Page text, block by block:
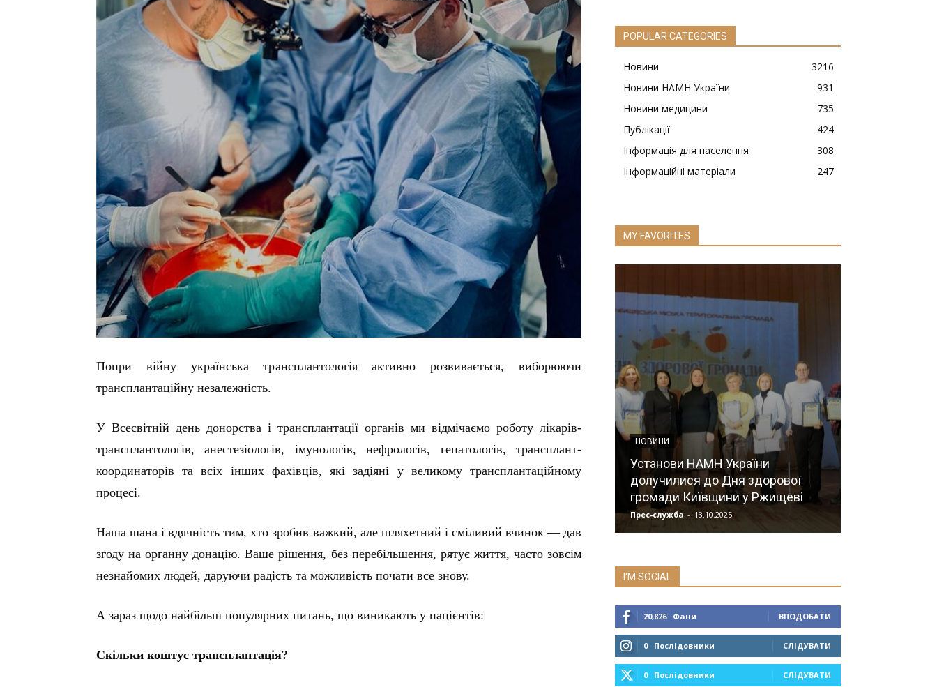
Попри війну українська трансплантологія активно розвивається, виборюючи
трансплантаційну незалежність.
У Всесвітній день донорства і трансплантації органів ми відмічаємо роботу лікарів-
трансплантологів, анестезіологів, імунологів, нефрологів, гепатологів, трансплант-
координаторів та всіх інших фахівців, які задіяні у великому трансплантаційному
процесі.
Наша шана і вдячність тим, хто зробив важкий, але шляхетний і сміливий вчинок — дав
згоду на органну донацію. Ваше рішення, без перебільшення, рятує життя, часто зовсім
незнайомих людей, даруючи радість та можливість почати все знову.
А зараз щодо найбільш популярних питань, що виникають у пацієнтів:
Скільки коштує трансплантація?
POPULAR CATEGORIES
Новини
3216
Новини НАМН України
931
Новини медицини
735
Публікації
424
Інформація для населення
308
Інформаційні матеріали
247
MY FAVORITES
НОВИНИ
Установи НАМН України
долучилися до Дня здорової
громади Київщини у Ржищеві
Прес-служба - 13.10.2025
I'M SOCIAL
20,826 Фани ВПОДОБАТИ
0 Послідовники СЛІДУВАТИ
0 Послідовники СЛІДУВАТИ